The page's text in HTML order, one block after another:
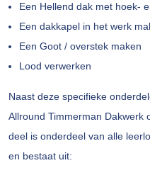
Een Hellend dak met hoek-
Een dakkapel in het werk
Een Goot / overstek maken
Lood verwerken
Naast deze specifieke
Allround Timmerman Dakwerk
deel is onderdeel van alle
en bestaat uit: